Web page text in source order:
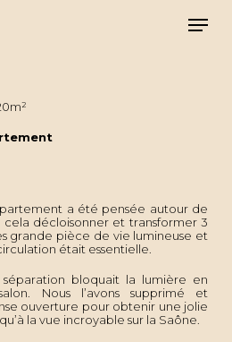
a été pensée autour de
cela décloisonner et transformer 3
grande pièce de vie lumineuse et
était essentielle.
bloquait la lumière en
Nous l’avons supprimé et
ouverture pour obtenir une jolie
la vue incroyable sur la Saône.